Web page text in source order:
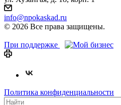
info@npokaskad.ru
© 2026 Все права защищены.
При поддержке
Политика конфиденциальности